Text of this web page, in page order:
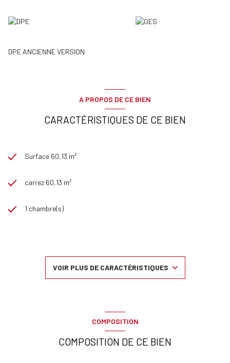
DPE ANCIENNE VERSION
A PROPOS DE CE BIEN
CARACTÉRISTIQUES DE CE BIEN
Surface 60,13 m²
carrez 60,13 m²
1 chambre(s)
VOIR PLUS DE CARACTÉRISTIQUES
COMPOSITION
COMPOSITION DE CE BIEN